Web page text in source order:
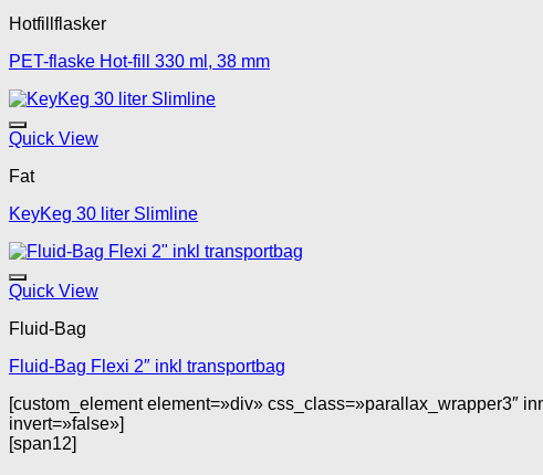
Hotfillflasker
PET-flaske Hot-fill 330 ml, 38 mm
Quick View
Fat
KeyKeg 30 liter Slimline
Quick View
Fluid-Bag
Fluid-Bag Flexi 2″ inkl transportbag
[custom_element element=»div» css_class=»parallax_wrapper3″
invert=»false»]
[span12]